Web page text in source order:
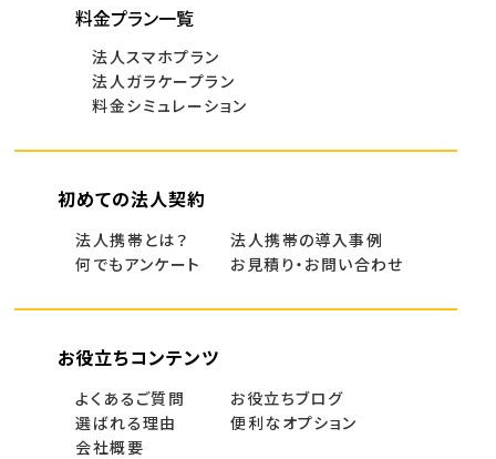
料金プラン一覧
法人スマホプラン
法人ガラケープラン
料金シミュレーション
初めての法人契約
法人携帯とは？
法人携帯の導入事例
何でもアンケート
お見積り・お問い合わせ
お役立ちコンテンツ
よくあるご質問
お役立ちブログ
選ばれる理由
便利なオプション
会社概要